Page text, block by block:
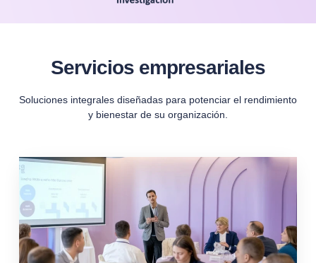
Servicios empresariales
Soluciones integrales diseñadas para potenciar el rendimiento
y bienestar de su organización.